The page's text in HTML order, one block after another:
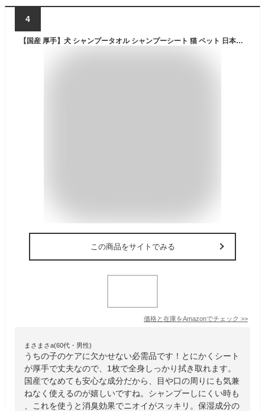
4
【国産 厚手】犬 シャンプータオル シャンプーシート 猫 ペット 日本製【なめても安心・消臭】 30枚×3パック EaseLiving ボディシート からだふき 植物由来 低刺激 保湿
この商品をサイトでみる
価格と在庫をAmazonでチェック >>
まさまさa(60代・男性)
うちの子のケアに欠かせない必需品です！とにかくシート
が厚手で丈夫なので、1枚で全身しっかり拭き取れます。
国産でなめても安心な成分だから、目や口の周りにも気兼
ねなく使えるのが嬉しいですね。シャンプーしにくい時も
、これを使うと消臭効果でニオイがスッキリ。保湿成分の